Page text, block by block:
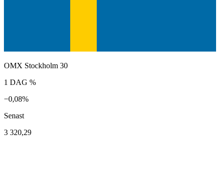
OMX Stockholm 30
1 DAG %
−0,08%
Senast
3 320,29